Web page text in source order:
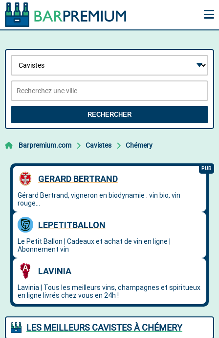
RECHERCHER
Barpremium.com Cavistes Chémery
LES MEILLEURS CAVISTES À CHÉMERY